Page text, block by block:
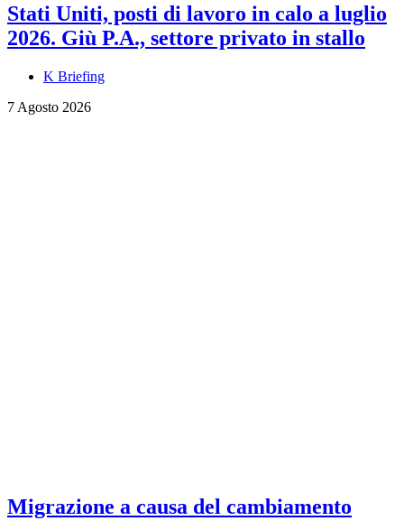
Stati Uniti, posti di lavoro in calo a luglio
2026. Giù P.A., settore privato in stallo
K Briefing
7 Agosto 2026
Migrazione a causa del cambiamento